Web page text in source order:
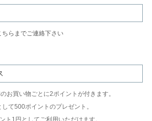
らまでご連絡下さい
お買い物ごとに2ポイントが付きます。
て500ポイントのプレゼント。
ト1円としてご利用いただけます。